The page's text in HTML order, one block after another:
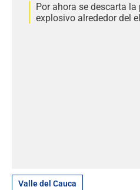
Por ahora se descarta
explosivo alrededor del
Valle del Cauca